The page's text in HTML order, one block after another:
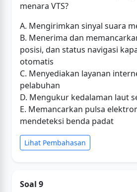
menara VTS?
A. Mengirimkan sinyal suara
B. Menerima dan
posisi, dan status navigasi
otomatis
C. Menyediakan layanan
pelabuhan
D. Mengukur kedalaman laut
E. Memancarkan pulsa
mendeteksi benda padat
Lihat Pembahasan
Soal 9